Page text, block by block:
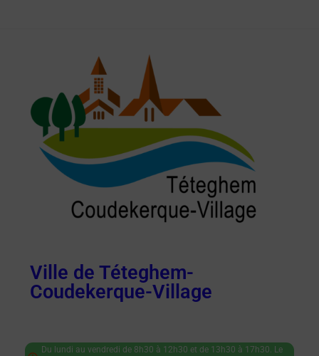
Ville de Téteghem-
Coudekerque-Village
Du lundi au vendredi de 8h30 à 12h30 et de 13h30 à 17h30. Le